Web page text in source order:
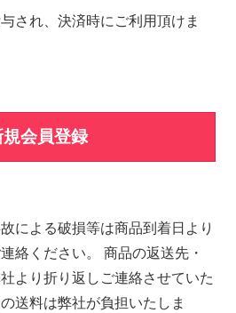
され、決済時にご利用頂けま
規会員登録
による破損等は商品到着日より
絡ください。 商品の返送先・
より折り返しご連絡させていた
送料は弊社が負担いたしま